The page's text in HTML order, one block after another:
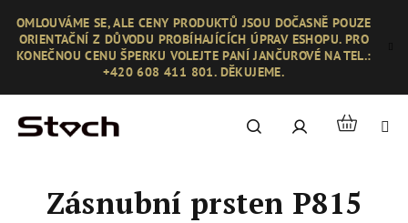
obsah
OMLOUVÁME SE, ALE CENY PRODUKTŮ JSOU DOČASNĚ POUZE
ORIENTAČNÍ Z DŮVODU PROBÍHAJÍCÍCH ÚPRAV ESHOPU. PRO
KONEČNOU CENU ŠPERKU VOLEJTE PANÍ JANČUROVÉ NA TEL.:
+420 608 411 801. DĚKUJEME.
Hledat PřihlášeníNákupní
Zásnubní prsten P815